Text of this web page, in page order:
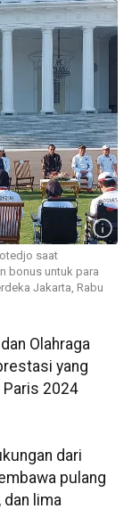
saat
bonus untuk para
Jakarta, Rabu
Olahraga
yang
Paris 2024
dari
pulang
dan lima